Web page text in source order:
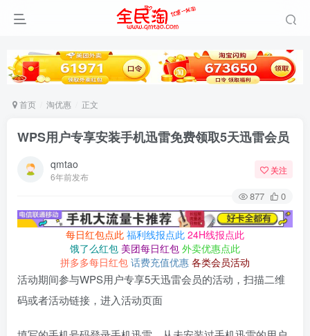
首页 淘优惠 正文
WPS用户专享安装手机迅雷免费领取5天迅雷会员
qmtao
6年前发布
关注
877 0
每日红包点此 福利线报点此 24H线报点此
饿了么红包 美团每日红包 外卖优惠点此
拼多多每日红包 话费充值优惠 各类会员活动
活动期间参与WPS用户专享5天迅雷会员的活动，扫描二维
码或者活动链接，进入活动页面